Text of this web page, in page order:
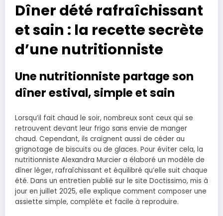
Dîner dété rafraîchissant
et sain : la recette secrète
d’une nutritionniste
Une nutritionniste partage son
dîner estival, simple et sain
Lorsqu’il fait chaud le soir, nombreux sont ceux qui se
retrouvent devant leur frigo sans envie de manger
chaud. Cependant, ils craignent aussi de céder au
grignotage de biscuits ou de glaces. Pour éviter cela, la
nutritionniste Alexandra Murcier a élaboré un modèle de
dîner léger, rafraîchissant et équilibré qu’elle suit chaque
été. Dans un entretien publié sur le site Doctissimo, mis à
jour en juillet 2025, elle explique comment composer une
assiette simple, complète et facile à reproduire.